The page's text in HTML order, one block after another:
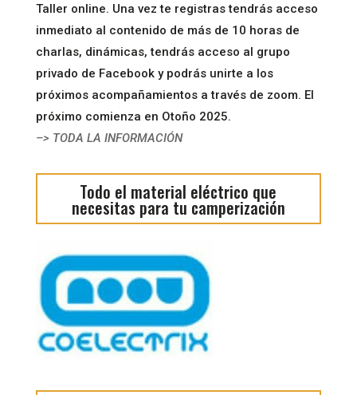
Taller online. Una vez te registras tendrás acceso
inmediato al contenido de más de 10 horas de
charlas, dinámicas, tendrás acceso al grupo
privado de Facebook y podrás unirte a los
próximos acompañamientos a través de zoom. El
próximo comienza en Otoño 2025.
–> TODA LA INFORMACIÓN
Todo el material eléctrico que
necesitas para tu camperización